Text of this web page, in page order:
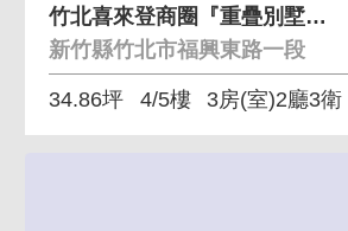
竹北喜來登商圈『重疊別墅』成功學區
新竹縣竹北市福興東路一段
34.86坪 4/5樓 3房(室)2廳3衛